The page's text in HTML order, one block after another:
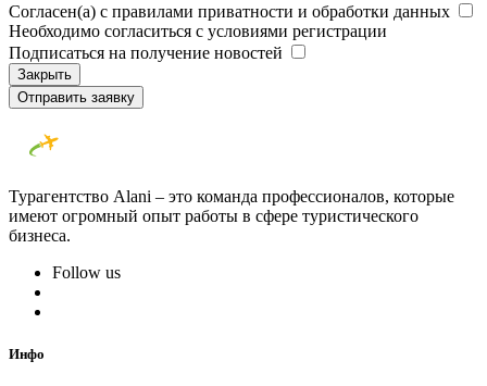
Согласен(а) с правилами приватности и обработки данных
Необходимо согласиться с условиями регистрации
Подписаться на получение новостей
Закрыть
Отправить заявку
Турагентство Alani – это команда профессионалов, которые
имеют огромный опыт работы в сфере туристического
бизнеса.
Follow us
Инфо